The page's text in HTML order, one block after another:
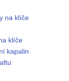
na klíče
klíče
kapalin